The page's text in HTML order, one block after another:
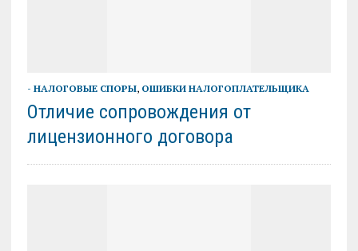
- НАЛОГОВЫЕ СПОРЫ, ОШИБКИ НАЛОГОПЛАТЕЛЬЩИКА
Отличие сопровождения от
лицензионного договора